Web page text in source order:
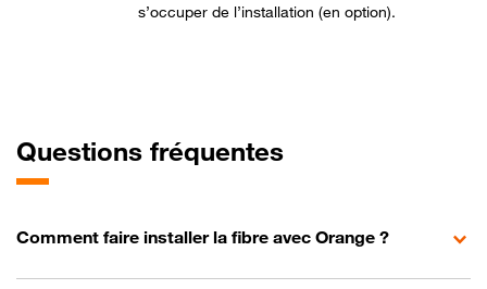
s’occuper de l’installation (en option).
Questions fréquentes
Comment faire installer la fibre avec Orange ?